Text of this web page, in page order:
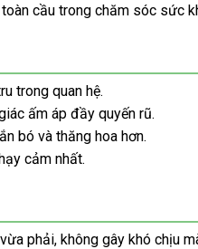
cầu trong chăm sóc sức
trong quan hệ.
ấm áp đầy quyến rũ.
bó và thăng hoa hơn.
cảm nhất.
phải, không gây khó chịu